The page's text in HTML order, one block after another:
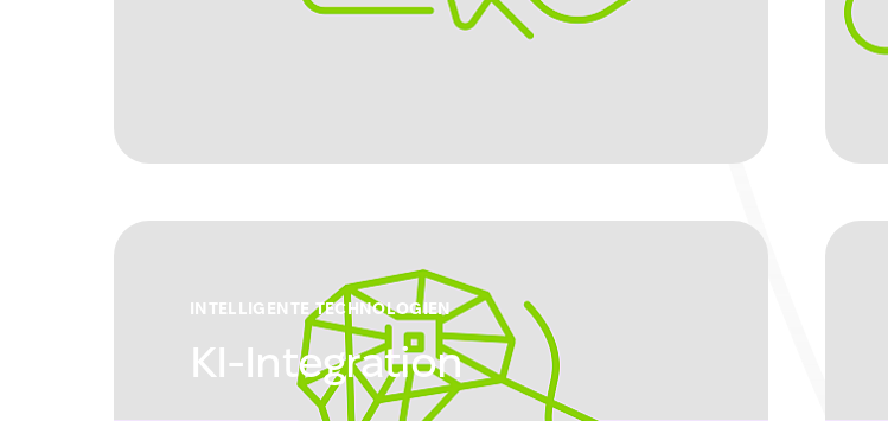
INTELLIGENTE TECHNOLOGIEN
KI-Integration